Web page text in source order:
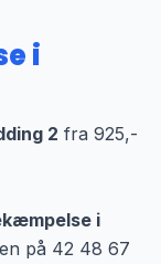
i
2 fra 925,-
i
på 42 48 67